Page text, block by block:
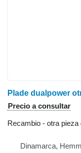
Precio a consultar
Recambio - otra
Dinamarca,